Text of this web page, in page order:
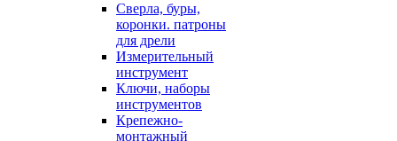
Сверла, буры,
коронки. патроны
для дрели
Измерительный
инструмент
Ключи, наборы
инструментов
Крепежно-
монтажный